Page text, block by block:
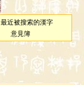
最近被搜索的漢字
意見簿